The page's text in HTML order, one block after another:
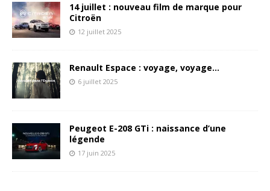
14 juillet : nouveau film de marque pour
Citroën
12 juillet 2025
Renault Espace : voyage, voyage…
6 juillet 2025
Peugeot E-208 GTi : naissance d’une
légende
17 juin 2025